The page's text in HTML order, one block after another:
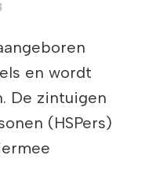
en wordt
De zintuigen
(HSPers)